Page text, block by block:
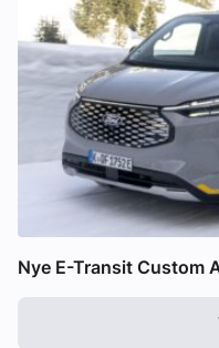
Nye E-Transit Custom